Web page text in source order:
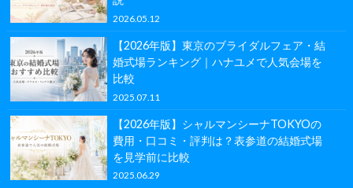
2026.05.12
【2026年版】東京のブライダルフェア・結
婚式場ランキング｜ハナユメで人気会場を
比較
2025.07.11
【2026年版】シャルマンシーナTOKYOの
費用・口コミ・評判は？表参道の結婚式場
を見学前に比較
2025.06.29